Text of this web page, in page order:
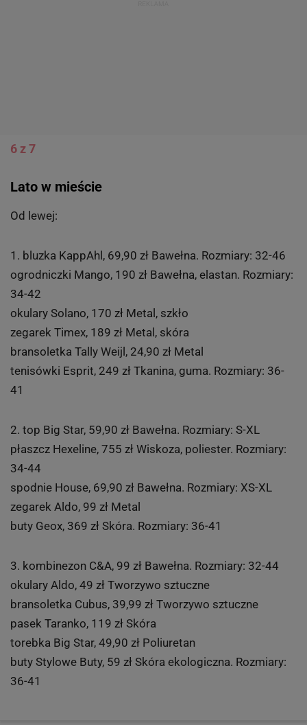
6 z 7
Lato w mieście
Od lewej:
1. bluzka KappAhl, 69,90 zł Bawełna. Rozmiary: 32-46
ogrodniczki Mango, 190 zł Bawełna, elastan. Rozmiary:
34-42
okulary Solano, 170 zł Metal, szkło
zegarek Timex, 189 zł Metal, skóra
bransoletka Tally Weijl, 24,90 zł Metal
tenisówki Esprit, 249 zł Tkanina, guma. Rozmiary: 36-
41
2. top Big Star, 59,90 zł Bawełna. Rozmiary: S-XL
płaszcz Hexeline, 755 zł Wiskoza, poliester. Rozmiary:
34-44
spodnie House, 69,90 zł Bawełna. Rozmiary: XS-XL
zegarek Aldo, 99 zł Metal
buty Geox, 369 zł Skóra. Rozmiary: 36-41
3. kombinezon C&A, 99 zł Bawełna. Rozmiary: 32-44
okulary Aldo, 49 zł Tworzywo sztuczne
bransoletka Cubus, 39,99 zł Tworzywo sztuczne
pasek Taranko, 119 zł Skóra
torebka Big Star, 49,90 zł Poliuretan
buty Stylowe Buty, 59 zł Skóra ekologiczna. Rozmiary:
36-41